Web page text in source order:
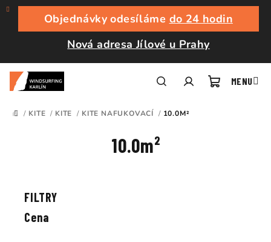
Přejít
obsah
Objednávky odesíláme do 24 hodin
Nová adresa Jílové u Prahy
DOMŮ
/ KITE / KITE / KITE NAFUKOVACÍ / 10.0M²
10.0m²
Ř
Cena